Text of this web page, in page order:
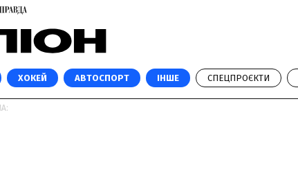
ХОКЕЙ АВТОСПОРТ ІНШЕ СПЕЦПРОЄКТИ